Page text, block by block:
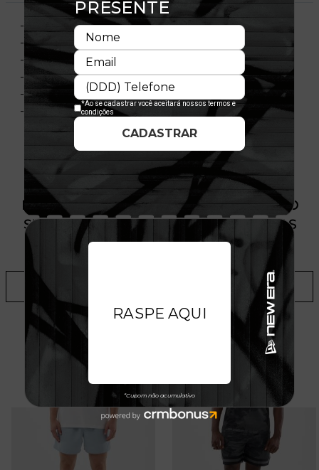
- Flag Bordada Do Lado Esquerdo
- Dois Bolsos Laterais Em Cor Contrastante
- Bolso Traseiro
- Cordao De Ajuste No Cos
- Composição 50% Algodão 50% Poliéster
- Nacional
PRODUTO SEM ESTOQUE DÍSPONÍVEL NO
SITE, CONSULTE A DISPONIBILIDADE NAS
LOJAS
TALVEZ VOCÊ GOSTE